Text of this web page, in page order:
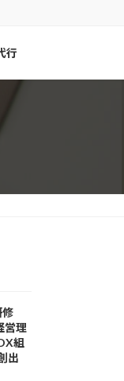
行
営理
組
出